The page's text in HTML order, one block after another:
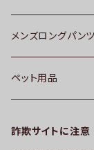
メンズロングパンツ
ペット用品
詐欺サイトに注意